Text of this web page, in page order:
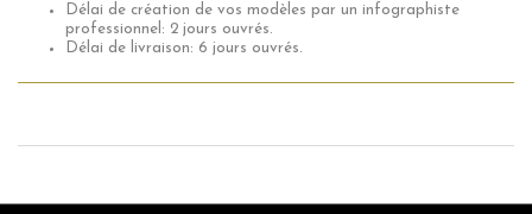
Délai de création de vos modèles par un infographiste
professionnel: 2 jours ouvrés.
Délai de livraison: 6 jours ouvrés.